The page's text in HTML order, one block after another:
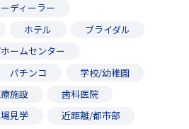
ディーラー
ホテル
ブライダル
ームセンター
パチンコ
学校/幼稚園
施設
歯科医院
見学
近距離/都市部